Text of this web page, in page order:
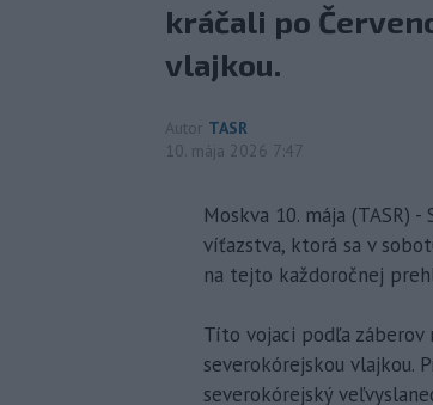
kráčali po
vlajkou.
Autor TASR
10. mája 2026 7:47
Moskva 10. mája (TASR)
víťazstva, ktorá sa v
na tejto každoročnej
Títo vojaci podľa záberov
severokórejskou
severokórejský